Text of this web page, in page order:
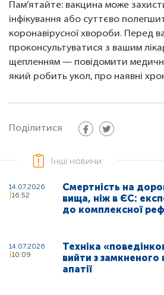
Пам’ятайте: вакцина може
інфікування або суттєво
коронавірусної хвороби. Перед
проконсультуватися з вашим
щепленням — повідомити
який робить укол, про наявні
Поділитися
Інші новини
14.07.2026
16:52
Смертність на
вища, ніж в ЄС:
до комплексної
14.07.2026
10:09
Техніка
вийти з замкненого
апатії